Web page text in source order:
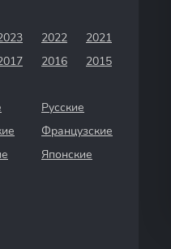
2022
2021
2016 2015
Русские
Французские
Японские